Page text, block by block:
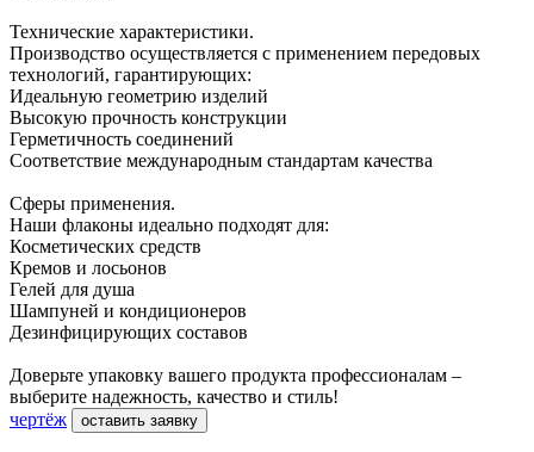
Технические характеристики.
Производство осуществляется с применением передовых
технологий, гарантирующих:
Идеальную геометрию изделий
Высокую прочность конструкции
Герметичность соединений
Соответствие международным стандартам качества
Сферы применения.
Наши флаконы идеально подходят для:
Косметических средств
Кремов и лосьонов
Гелей для душа
Шампуней и кондиционеров
Дезинфицирующих составов
Доверьте упаковку вашего продукта профессионалам –
выберите надежность, качество и стиль!
чертёж
оставить заявку